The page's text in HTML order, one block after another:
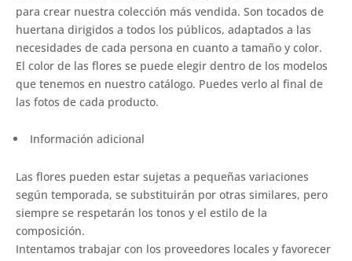
para crear nuestra colección más vendida. Son tocados de
huertana dirigidos a todos los públicos, adaptados a las
necesidades de cada persona en cuanto a tamaño y color.
El color de las flores se puede elegir dentro de los modelos
que tenemos en nuestro catálogo. Puedes verlo al final de
las fotos de cada producto.
Información adicional
Las flores pueden estar sujetas a pequeñas variaciones
según temporada, se substituirán por otras similares, pero
siempre se respetarán los tonos y el estilo de la
composición.
Intentamos trabajar con los proveedores locales y favorecer